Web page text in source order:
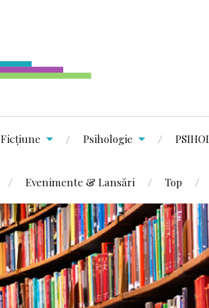
Ficțiune Psihologie
Evenimente & Lansări Top